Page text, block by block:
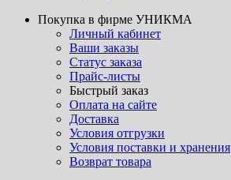
Покупка в фирме УНИКМА
Личный кабинет
Ваши заказы
Статус заказа
Прайс-листы
Быстрый заказ
Оплата на сайте
Доставка
Условия отгрузки
Условия поставки и хранения
Возврат товара